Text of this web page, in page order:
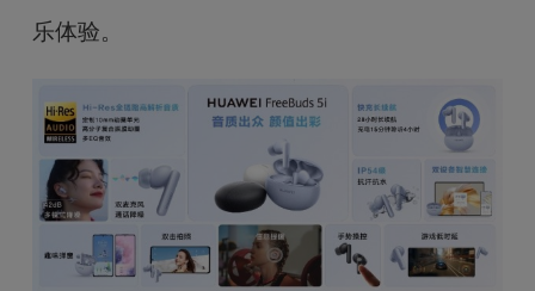
乐体验。